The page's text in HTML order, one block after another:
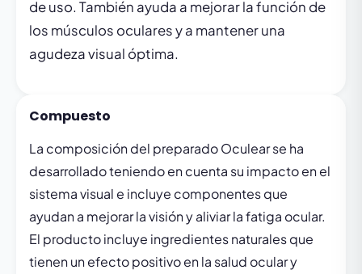
de uso. También ayuda a mejorar la función de
los músculos oculares y a mantener una
agudeza visual óptima.
Compuesto
La composición del preparado Oculear se ha
desarrollado teniendo en cuenta su impacto en el
sistema visual e incluye componentes que
ayudan a mejorar la visión y aliviar la fatiga ocular.
El producto incluye ingredientes naturales que
tienen un efecto positivo en la salud ocular y